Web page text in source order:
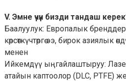
V. Эмне үчүн бизди тандаш
Баалуулук: Европалык
көрсөткүчтөргө ээ, бирок
менен
Ийкемдүү ыңгайлаштыруу:
атайын каптоолор (DLC, PTFE) же